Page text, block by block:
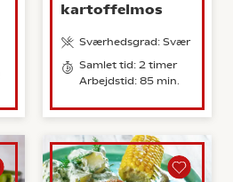
kartoffelmos
Sværhedsgrad: Svær
Samlet tid: 2 timer
Arbejdstid: 85 min.